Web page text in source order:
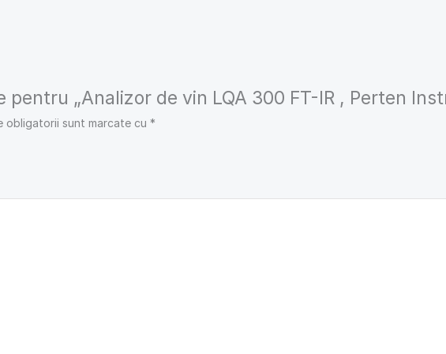
pentru „Analizor de vin LQA 300 FT-IR , Perten
obligatorii sunt marcate cu *